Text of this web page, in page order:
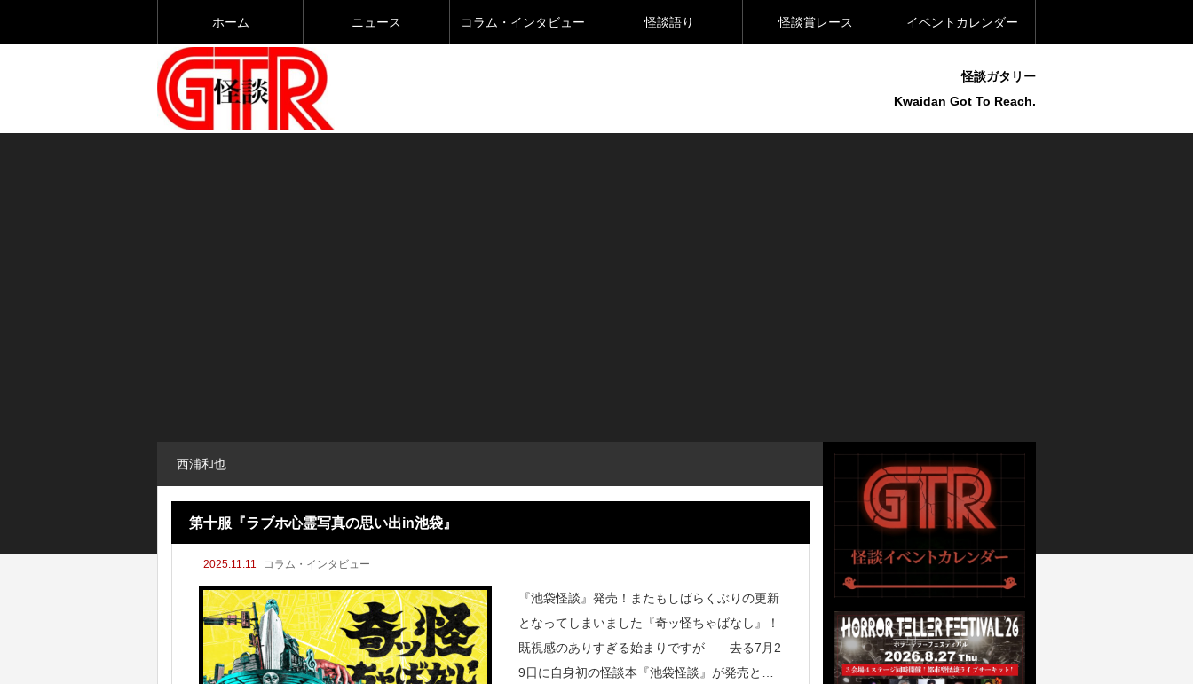
ホーム ニュース コラム・インタビュー 怪談語り 怪談賞レース イベントカレンダー
怪談ガタリー
Kwaidan Got To Reach.
西浦和也
第十服『ラブホ心霊写真の思い出in池袋』
2025.11.11 コラム・インタビュー
『池袋怪談』発売！またもしばらくぶりの更新
となってしまいました『奇ッ怪ちゃばなし』！
既視感のありすぎる始まりですが——去る7月2
9日に自身初の怪談本『池袋怪談』が発売とな